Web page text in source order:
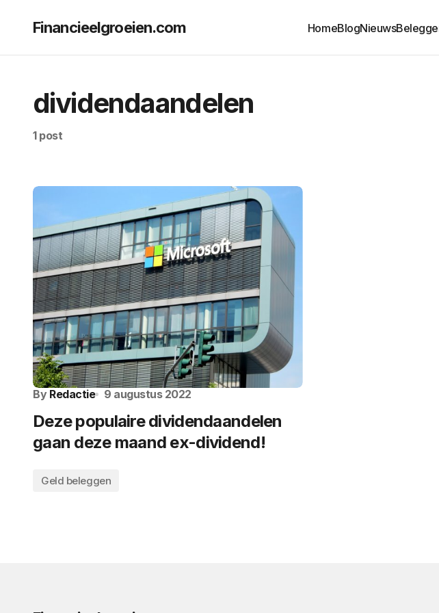
Financieelgroeien.com HomeBlogNieuws
dividendaandelen
1 post
By Redactie 9 augustus 2022
Deze populaire dividendaandelen
gaan deze maand ex-dividend!
Geld beleggen